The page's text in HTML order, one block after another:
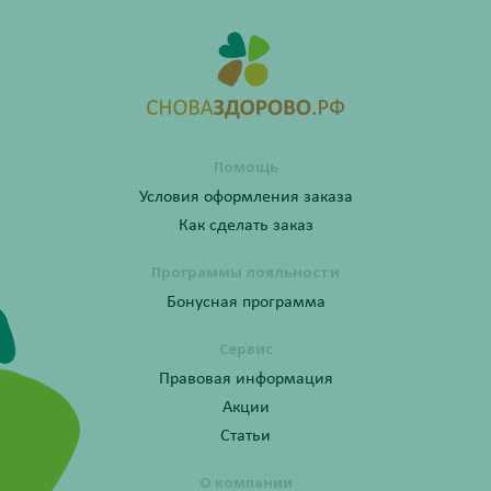
Помощь
Условия оформления заказа
Как сделать заказ
Программы лояльности
Бонусная программа
Сервис
Правовая информация
Акции
Статьи
О компании